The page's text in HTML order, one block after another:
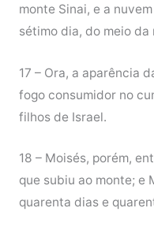
monte Sinai, e a
sétimo dia, do meio da
17 – Ora, a aparência
fogo consumidor no
filhos de Israel.
18 – Moisés, porém,
que subiu ao monte; e
quarenta dias e